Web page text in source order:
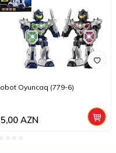
Oyuncaq (779-6)
AZN